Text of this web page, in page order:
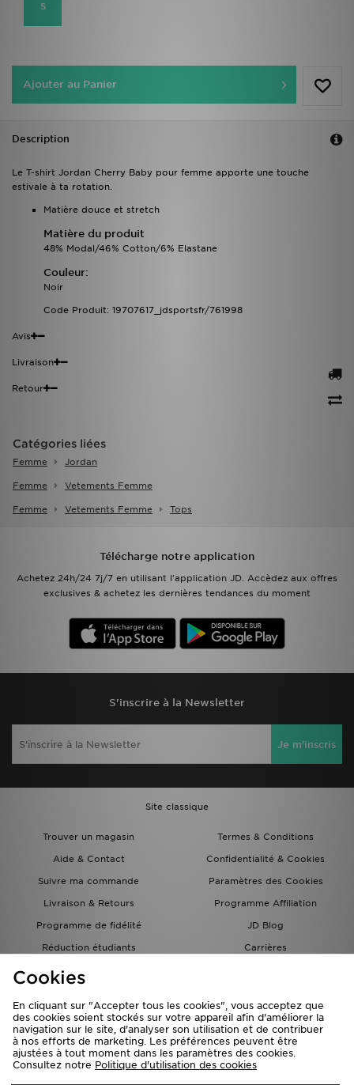
S
Ajouter au Panier
Description
Le T-shirt Jordan Cherry Baby pour femme apporte une touche
estivale à ta rotation.
Matière douce et stretch
Matière du produit
48% Modal/46% Cotton/6% Elastane
Couleur:
Noir
Code Produit: 19707617_jdsportsfr/761998
Avis
Livraison
Retour
Catégories liées
Femme Jordan
Femme Vetements Femme
Femme Vetements Femme Tops
Télécharge notre application
Achetez 24h/24 7j/7 en utilisant l'application JD. Accèdez aux offres
exclusives & achetez les dernières tendances du moment
S'inscrire à la Newsletter
Je m'inscris
Site classique
Trouver un magasin
Termes & Conditions
Aide & Contact
Confidentialité & Cookies
Suivre ma commande
Paramètres des Cookies
Livraison & Retours
Programme Affiliation
Programme de fidélité
JD Blog
Réduction étudiants
Carrières
Carte Cadeau
Cookies
En cliquant sur "Accepter tous les cookies", vous acceptez que
des cookies soient stockés sur votre appareil afin d'améliorer la
navigation sur le site, d'analyser son utilisation et de contribuer
à nos efforts de marketing. Les préférences peuvent être
ajustées à tout moment dans les paramètres des cookies.
Consultez notre Politique d'utilisation des cookies